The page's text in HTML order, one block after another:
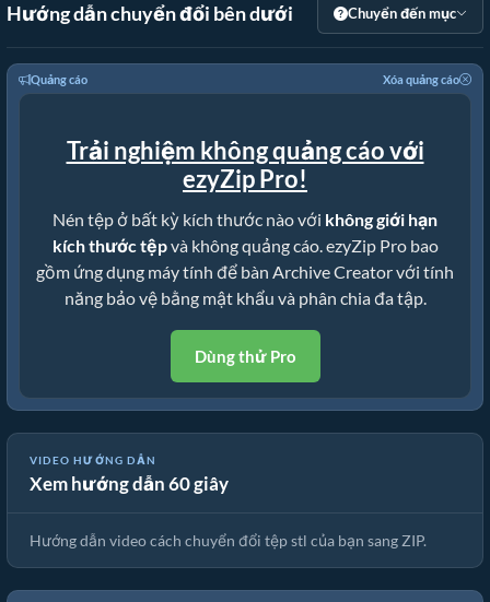
Hướng dẫn chuyển đổi bên dưới Chuyển đến mục
Quảng cáo Xóa quảng cáo
Trải nghiệm không quảng cáo với
ezyZip Pro!
Nén tệp ở bất kỳ kích thước nào với không giới hạn
kích thước tệpvà không quảng cáo. ezyZip Pro bao
gồm ứng dụng máy tính để bàn Archive Creator với tính
năng bảo vệ bằng mật khẩu và phân chia đa tập.
Dùng thử Pro
VIDEO HƯỚNG DẪN
Xem hướng dẫn 60 giây
Hướng Dẫn Chuyển Đổi Tệp Sang ZIP Trực Tuyến (Hướng Dẫn
Đơn Giản)
Hướng dẫn video cách chuyển đổi tệp stl của bạn sang ZIP.